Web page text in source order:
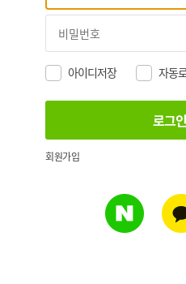
아이디저장 자동
회원가입